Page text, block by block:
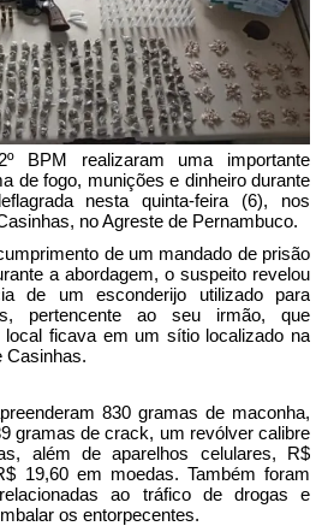
BPM realizaram uma importante
de fogo, munições e dinheiro durante
nesta quinta-feira (6), nos
no Agreste de Pernambuco.
de um mandado de prisão
a abordagem, o suspeito revelou
de um esconderijo utilizado para
pertencente ao seu irmão, que
ficava em um sítio localizado na
Casinhas.
830 gramas de maconha,
gramas de crack, um revólver calibre
além de aparelhos celulares, R$
19,60 em moedas. Também foram
ao tráfico de drogas e
os entorpecentes.